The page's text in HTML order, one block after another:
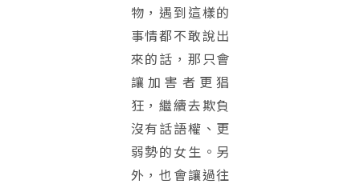
物，遇到這樣的
事情都不敢說出
來的話，那只會
讓加害者更猖
狂，繼續去欺負
沒有話語權、更
弱勢的女生。另
外，也會讓過往